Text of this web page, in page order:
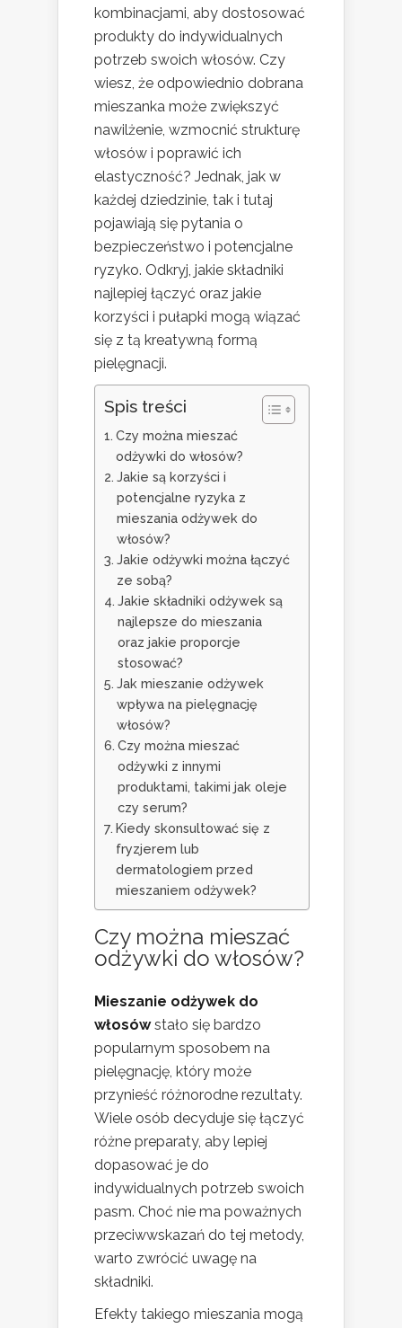
kombinacjami, aby dostosować
produkty do indywidualnych
potrzeb swoich włosów. Czy
wiesz, że odpowiednio dobrana
mieszanka może zwiększyć
nawilżenie, wzmocnić strukturę
włosów i poprawić ich
elastyczność? Jednak, jak w
każdej dziedzinie, tak i tutaj
pojawiają się pytania o
bezpieczeństwo i potencjalne
ryzyko. Odkryj, jakie składniki
najlepiej łączyć oraz jakie
korzyści i pułapki mogą wiązać
się z tą kreatywną formą
pielęgnacji.
Spis treści
Czy można mieszać
odżywki do włosów?
Jakie są korzyści i
potencjalne ryzyka z
mieszania odżywek do
włosów?
Jakie odżywki można łączyć
ze sobą?
Jakie składniki odżywek są
najlepsze do mieszania
oraz jakie proporcje
stosować?
Jak mieszanie odżywek
wpływa na pielęgnację
włosów?
Czy można mieszać
odżywki z innymi
produktami, takimi jak oleje
czy serum?
Kiedy skonsultować się z
fryzjerem lub
dermatologiem przed
mieszaniem odżywek?
Czy można mieszać
odżywki do włosów?
Mieszanie odżywek do
włosówstało się bardzo
popularnym sposobem na
pielęgnację, który może
przynieść różnorodne rezultaty.
Wiele osób decyduje się łączyć
różne preparaty, aby lepiej
dopasować je do
indywidualnych potrzeb swoich
pasm. Choć nie ma poważnych
przeciwwskazań do tej metody,
warto zwrócić uwagę na
składniki.
Efekty takiego mieszania mogą